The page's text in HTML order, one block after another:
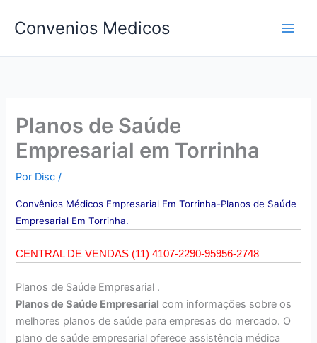
para
conteúdo
Convenios Medicos
Planos de Saúde
Empresarial em Torrinha
Por Disc/
Convênios Médicos Empresarial Em Torrinha-Planos de Saúde
Empresarial Em Torrinha.
CENTRAL DE VENDAS (11) 4107-2290-95956-2748
Planos de Saúde Empresarial .
Planos de Saúde Empresarial com informações sobre os
melhores planos de saúde para empresas do mercado. O
plano de saúde empresarial oferece assistência médica